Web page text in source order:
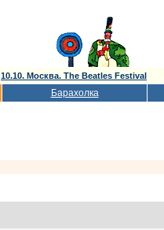
10.10. Москва. The Beatles Festival
Барахолка